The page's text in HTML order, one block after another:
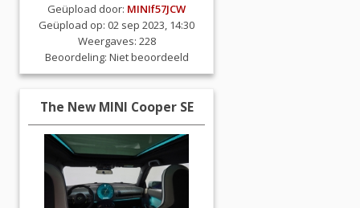
Geüpload door: MINIf57JCW
Geüpload op: 02 sep 2023, 14:30
Weergaves: 228
Beoordeling: Niet beoordeeld
The New MINI Cooper SE